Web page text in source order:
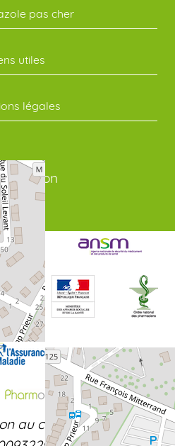
+ −
pas cher
utiles
légales
au conseil de l'ordre :